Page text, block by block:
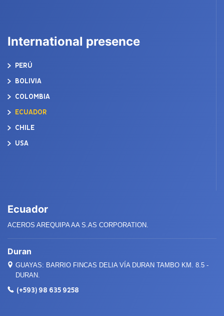
International presence
PERÚ
BOLIVIA
COLOMBIA
ECUADOR
CHILE
USA
Ecuador
ACEROS AREQUIPA AA S.AS CORPORATION.
Duran
GUAYAS: BARRIO FINCAS DELIA VÍA DURAN TAMBO KM. 8.5 -
DURAN.
(+593) 98 635 9258